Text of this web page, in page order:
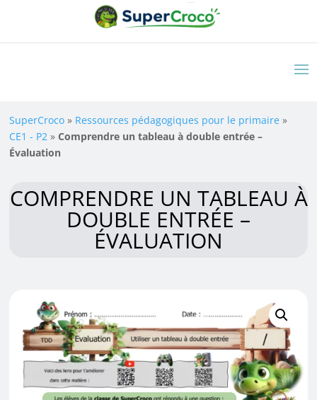
SuperCroco » Ressources pédagogiques pour le primaire »
CE1 - P2 » Comprendre un tableau à double entrée –
Évaluation
COMPRENDRE UN TABLEAU À
DOUBLE ENTRÉE –
ÉVALUATION